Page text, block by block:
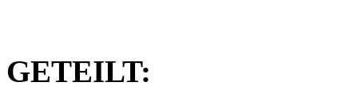
GETEILT: